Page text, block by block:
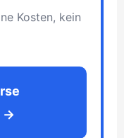
Kosten, kein
→